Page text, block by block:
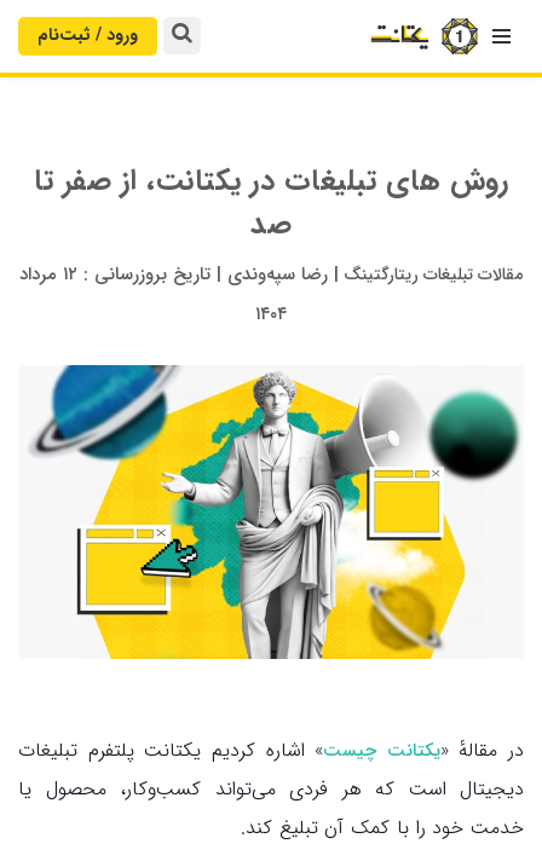
 ورود / ثبت‌‌نام
روش های تبلیغات در یکتانت، از صفر تا
صد
مقالات تبلیغات ریتارگتینگ | رضا سپه‌وندی | تاریخ بروزرسانی :
۱۲ مرداد
۱۴۰۴
در مقالهٔ «یکتانت چیست» اشاره کردیم یکتانت پلتفرم تبلیغات
دیجیتال است که هر فردی می‌تواند کسب‌وکار، محصول یا
خدمت خود را با کمک آن تبلیغ کند.